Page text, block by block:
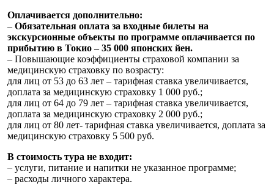
Оплачивается дополнительно:
– Обязательная оплата за входные билеты на
экскурсионные объекты по программе оплачивается по
прибытию в Токио – 35 000 японских йен.
– Повышающие коэффициенты страховой компании за
медицинскую страховку по возрасту:
для лиц от 53 до 63 лет – тарифная ставка увеличивается,
доплата за медицинскую страховку 1 000 руб.;
для лиц от 64 до 79 лет – тарифная ставка увеличивается,
доплата за медицинскую страховку 2 000 руб.;
для лиц от 80 лет- тарифная ставка увеличивается, доплата за
медицинскую страховку 5 500 руб.
В стоимость тура не входит:
– услуги, питание и напитки не указанное программе;
– расходы личного характера.